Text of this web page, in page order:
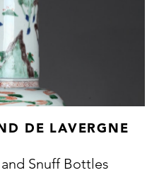
DE LAVERGNE
Snuff Bottles